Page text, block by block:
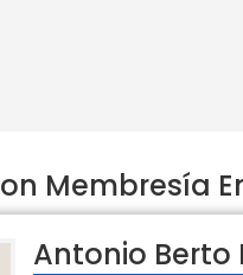
Membresía
Antonio Berto